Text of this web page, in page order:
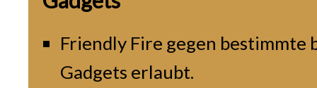
Friendly Fire gegen bestimmte
Gadgets erlaubt.